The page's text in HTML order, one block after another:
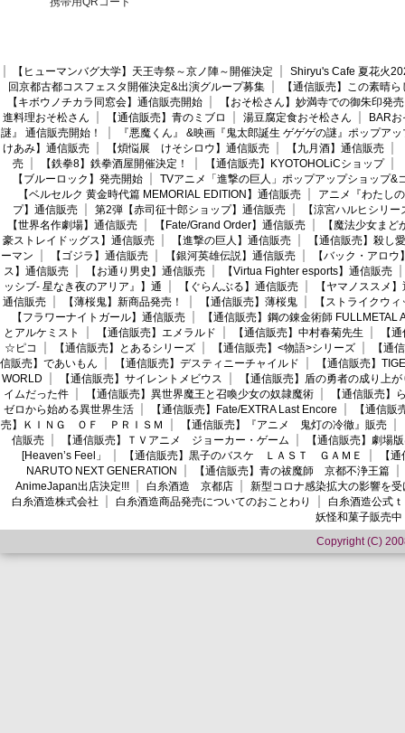
【ヒューマンバグ大学】天王寺祭～京ノ陣～開催決定
Shiryu's Cafe 夏花火
回京都古都コスフェスタ開催決定&出演グループ募集
【通信販売】この素晴
【キボウノチカラ同窓会】通信販売開始
【おそ松さん】妙満寺での御朱印発売
進料理おそ松さん
【通信販売】青のミブロ 湯豆腐定食おそ松さん
BAR
謎』 通信販売開始！
『悪魔くん』 &映画『鬼太郎誕生 ゲゲゲの謎』ポップア
けあみ】通信販売
【煩悩展 けそシロウ】通信販売 【九月酒】通信販売
売
【鉄拳8】鉄拳酒屋開催決定！ 【通信販売】KYOTOHOLiCショップ
【ブルーロック】発売開始
TVアニメ「進撃の巨人」ポップアップショップ&
【ベルセルク 黄金時代篇 MEMORIAL EDITION】通信販売
アニメ『わたし
プ】通信販売
第2弾【赤司征十郎ショップ】通信販売
【涼宮ハルヒシリ
【世界名作劇場】通信販売
【Fate/Grand Order】通信販売
【魔法少女ま
豪ストレイドッグス】通信販売
【進撃の巨人】通信販売
【通信販売】殺し愛
ーマン
【ゴジラ】通信販売 【銀河英雄伝説】通信販売
【バック・アロウ
ス】通信販売
【お通り男史】通信販売
【Virtua Fighter esports】通信販売
ッシブ- 星なき夜のアリア』】通
【ぐらんぶる】通信販売
【ヤマノススメ
通信販売
【薄桜鬼】新商品発売！ 【通信販売】薄桜鬼
【ストライクウ
【フラワーナイトガール】通信販売
【通信販売】鋼の錬金術師 FULLMETAL
とアルケミスト
【通信販売】エメラルド 【通信販売】中村春菊先生
【
☆ピコ
【通信販売】とあるシリーズ 【通信販売】<物語>シリーズ
【通
信販売】であいもん
【通信販売】デスティニーチャイルド
【通信販売】
WORLD
【通信販売】サイレントメビウス
【通信販売】盾の勇者の成り上が
イムだった件
【通信販売】異世界魔王と召喚少女の奴隷魔術
【通信販売】
ゼロから始める異世界生活
【通信販売】Fate/EXTRA Last Encore
【通信
売】ＫＩＮＧ ＯＦ ＰＲＩＳＭ
【通信販売】『アニメ 鬼灯の冷徹』販売
信販売
【通信販売】ＴＶアニメ ジョーカー・ゲーム
【通信販売】劇場
[Heaven’s Feel」
【通信販売】黒子のバスケ ＬＡＳＴ ＧＡＭＥ
【
NARUTO NEXT GENERATION
【通信販売】青の祓魔師 京都不浄王篇
AnimeJapan出店決定!!!
白糸酒造 京都店
新型コロナ感染拡大の影響を
白糸酒造株式会社
白糸酒造商品発売についてのおことわり
白糸酒造公式
妖怪和菓子販売中
Copyright (C)